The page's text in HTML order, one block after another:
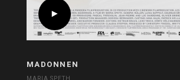
MADONNEN